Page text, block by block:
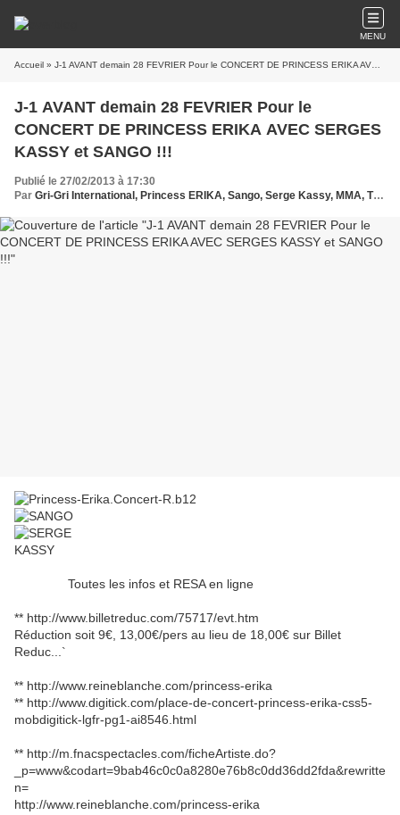
MENU
Accueil » J-1 AVANT demain 28 FEVRIER Pour le CONCERT DE PRINCESS ERIKA AVEC SERGES KASSY et SANGO !!!
J-1 AVANT demain 28 FEVRIER Pour le
CONCERT DE PRINCESS ERIKA AVEC SERGES
KASSY et SANGO !!!
Publié le 27/02/2013 à 17:30
Par Gri-Gri International, Princess ERIKA, Sango, Serge Kassy, MMA, TF1, RTL, , a solange Oussou
Toutes les infos et RESA en ligne
** http://www.billetreduc.com/75717/evt.htm
Réduction soit 9€, 13,00€/pers au lieu de 18,00€ sur Billet
Reduc...`
** http://www.reineblanche.com/princess-erika
** http://www.digitick.com/place-de-concert-princess-erika-css5-
mobdigitick-lgfr-pg1-ai8546.html
** http://m.fnacspectacles.com/ficheArtiste.do?
_p=www&codart=9bab46c0c0a8280e76b8c0dd36dd2fda&rewritte
n=
http://www.reineblanche.com/princess-erika